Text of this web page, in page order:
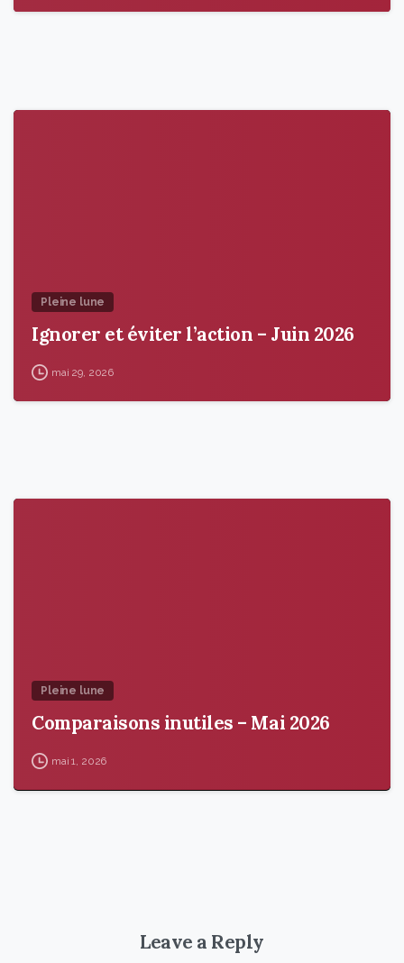
Pleine lune
Ignorer et éviter l’action – Juin 2026
mai 29, 2026
Pleine lune
Comparaisons inutiles – Mai 2026
mai 1, 2026
Leave a Reply